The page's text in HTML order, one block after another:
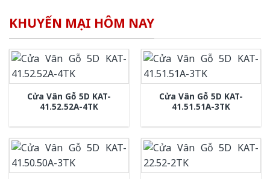
KHUYẾN MẠI HÔM NAY
Cửa Vân Gỗ 5D KAT-
41.52.52A-4TK
Cửa Vân Gỗ 5D KAT-
41.51.51A-3TK